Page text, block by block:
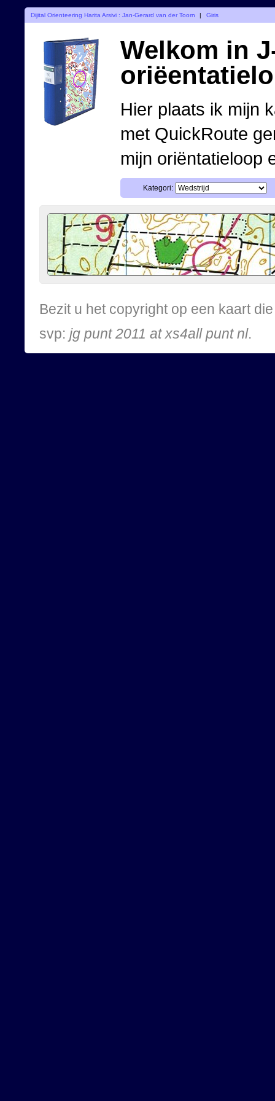
Dijital Orienteering Harita Arsivi : Jan-Gerard van der Toorn | Giris
Welkom in
Hier plaats ik mijn
met QuickRoute
mijn oriëntatieloop
Kategori:
Bezit u het copyright op een kaart
svp: jg punt 2011 at xs4all punt nl.